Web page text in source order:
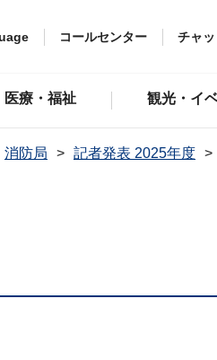
コールセンター チャ
医療・福祉 観光・イ
消防局 記者発表 2025年度